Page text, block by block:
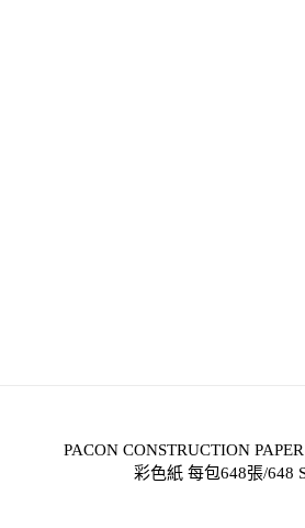
PACON CONSTRUCTION
彩色紙 每包648張/648